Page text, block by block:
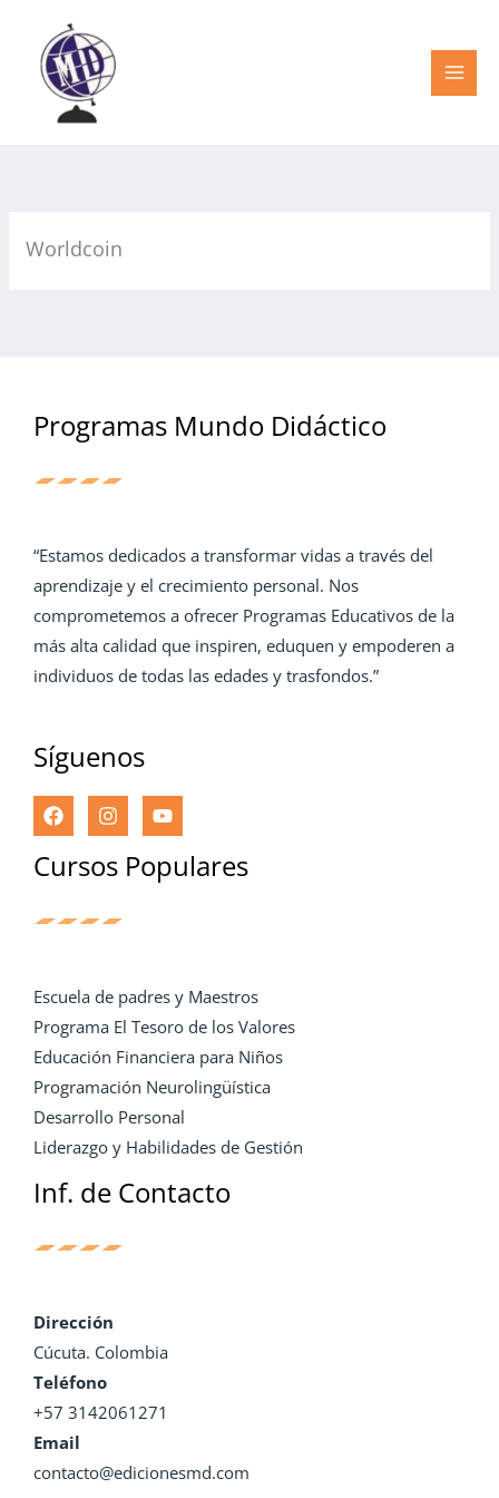
contenido
Worldcoin
Programas Mundo Didáctico
“Estamos dedicados a transformar vidas a través del
aprendizaje y el crecimiento personal. Nos
comprometemos a ofrecer Programas Educativos de la
más alta calidad que inspiren, eduquen y empoderen a
individuos de todas las edades y trasfondos.”
Síguenos
Cursos Populares
Escuela de padres y Maestros
Programa El Tesoro de los Valores
Educación Financiera para Niños
Programación Neurolingüística
Desarrollo Personal
Liderazgo y Habilidades de Gestión
Inf. de Contacto
Dirección
Cúcuta. Colombia
Teléfono
+57 3142061271
Email
contacto@edicionesmd.com